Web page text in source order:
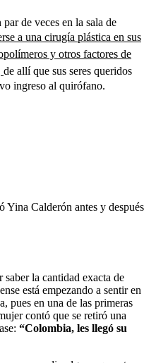
de veces en la sala de
a una cirugía plástica en sus
y otros factores de
de allí que sus seres queridos
ingreso al quirófano.
Yina Calderón antes y después
saber la cantidad exacta de
está empezando a sentir en
pues en una de las primeras
contó que se retiró una
“Colombia, les llegó su